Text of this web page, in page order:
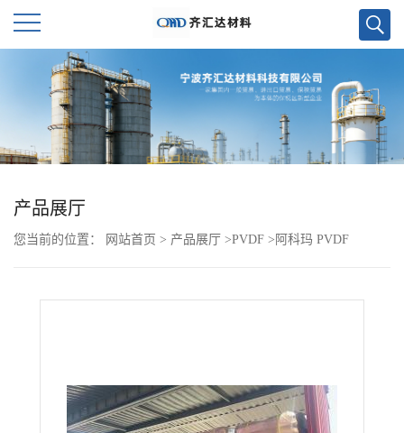
首
页
公
产品展厅
您当前的位置： 网站首页 > 产品展厅 >PVDF > 阿科玛 PVDF